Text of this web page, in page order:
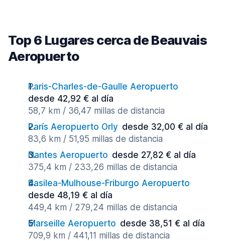
Top 6 Lugares cerca de Beauvais
Aeropuerto
Paris-Charles-de-Gaulle Aeropuerto
desde 42,92 € al día
58,7 km / 36,47 millas de distancia
París Aeropuerto Orly desde 32,00 € al día
83,6 km / 51,95 millas de distancia
Nantes Aeropuerto desde 27,82 € al día
375,4 km / 233,26 millas de distancia
Basilea-Mulhouse-Friburgo Aeropuerto
desde 48,19 € al día
449,4 km / 279,24 millas de distancia
Marseille Aeropuerto desde 38,51 € al día
709,9 km / 441,11 millas de distancia